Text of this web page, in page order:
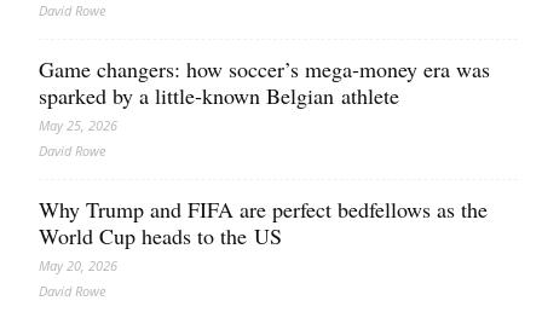
David Rowe
Game changers: how soccer’s mega‑money era was
sparked by a little‑known Belgian athlete
May 25, 2026
David Rowe
Why Trump and FIFA are perfect bedfellows as the
World Cup heads to the US
May 20, 2026
David Rowe